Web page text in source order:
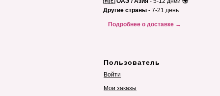
Другие страны - 7-21 день
Подробнее о доставке →
Пользователь
Войти
Мои заказы